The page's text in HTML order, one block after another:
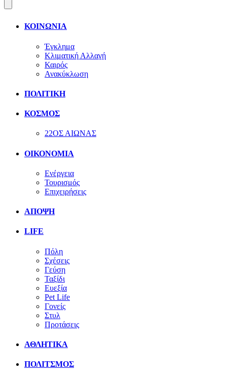
ΚΟΙΝΩΝΙΑ
Έγκλημα
Κλιματική Αλλαγή
Καιρός
Ανακύκλωση
ΠΟΛΙΤΙΚΗ
ΚΟΣΜΟΣ
22ΟΣ ΑΙΩΝΑΣ
ΟΙΚΟΝΟΜΙΑ
Ενέργεια
Τουρισμός
Επιχειρήσεις
ΑΠΟΨΗ
LIFE
Πόλη
Σχέσεις
Γεύση
Ταξίδι
Ευεξία
Pet Life
Γονείς
Στυλ
Προτάσεις
ΑΘΛΗΤΙΚΑ
ΠΟΛΙΤΣΜΟΣ